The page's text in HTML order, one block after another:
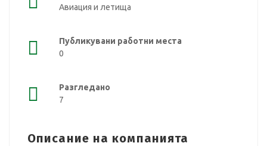
Авиация и летища
Публикувани работни места
0
Разгледано
7
Описание на компанията